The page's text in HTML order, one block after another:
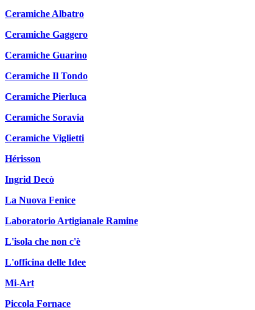
Ceramiche Albatro
Ceramiche Gaggero
Ceramiche Guarino
Ceramiche Il Tondo
Ceramiche Pierluca
Ceramiche Soravia
Ceramiche Viglietti
Hérisson
Ingrid Decò
La Nuova Fenice
Laboratorio Artigianale Ramine
L'isola che non c'è
L'officina delle Idee
Mi-Art
Piccola Fornace